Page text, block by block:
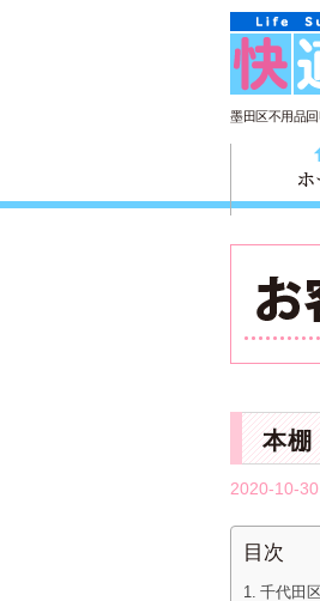
墨田区不用品
本棚
2020-10-30
目次
千代田